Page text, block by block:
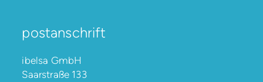
postanschrift
ibelsa GmbH
Saarstraße 133